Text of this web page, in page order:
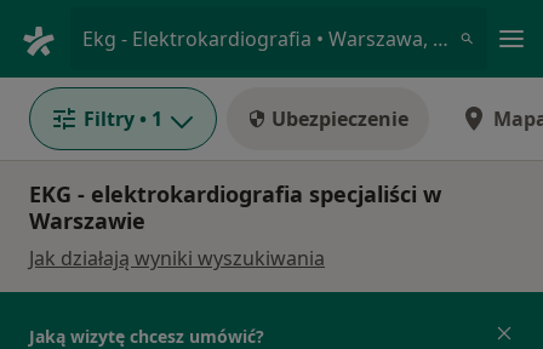
Ekg - Elektrokardiografia • Warszawa, mazowieckie
Filtry • 1 Ubezpieczenie
EKG - elektrokardiografia specjaliści w
Warszawie
Jak działają wyniki wyszukiwania
Jaką wizytę chcesz umówić?